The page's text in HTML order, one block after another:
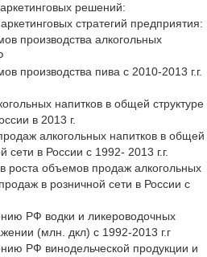
решений:
стратегий предприятия:
производства алкогольных
производства пива с 2010-2013 г.г.
напитков в общей структуре
в 2013 г.
алкогольных напитков в общей
сети в России с 1992- 2013 г.г.
роста объемов продаж алкогольных
в розничной сети в России с
РФ водки и ликероводочных
(млн. дкл) с 1992-2013 г.г
РФ винодельческой продукции и